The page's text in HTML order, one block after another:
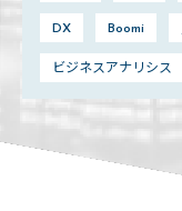
DX Boomi
ビジネスアナリシス